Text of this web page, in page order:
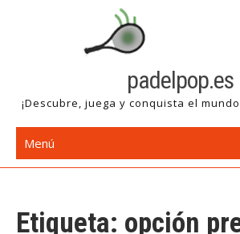
padelpop.es
¡Descubre, juega y conquista el
Menú
Etiqueta: opción